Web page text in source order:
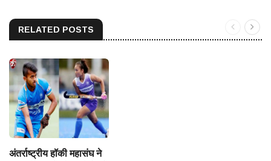
RELATED POSTS
अंतर्राष्ट्रीय हॉकी महासंघ ने